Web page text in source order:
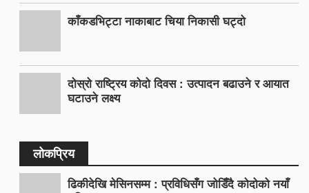
काँकडभिट्टा नाकाबाट चिया निकासी घट्दो
दोस्रो राष्ट्रिय कोदो दिवस : उत्पादन बढाउने र आयात
घटाउने लक्ष्य
लोकप्रिय
ढिकीदेखि मेसिनसम्म : प्रविधिसँग जोडिँदै कोदोको नयाँ